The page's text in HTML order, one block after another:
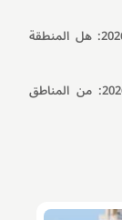
أسعار الشقق في التجمع السادس 2026: هل المنطقة
أسعار الشقق في القاهرة الجديدة 2026: من المناطق